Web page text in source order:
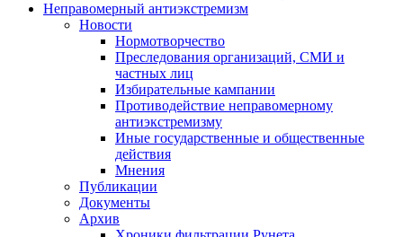
Неправомерный антиэкстремизм
Новости
Нормотворчество
Преследования организаций, СМИ и
частных лиц
Избирательные кампании
Противодействие неправомерному
антиэкстремизму
Иные государственные и общественные
действия
Мнения
Публикации
Документы
Архив